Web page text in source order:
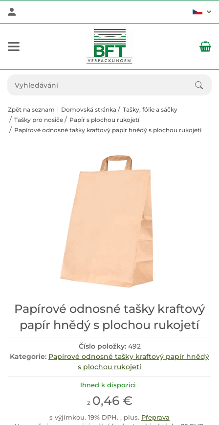
Zpět na seznam Domovská stránka
Tašky, fólie a sáčky
Tašky pro nosiče
Papír s plochou rukojetí
Papírové odnosné tašky kraftový papír hnědý s plochou rukojetí
Papírové odnosné tašky kraftový
papír hnědý s plochou rukojetí
Číslo položky: 492
Kategorie: Papírové odnosné tašky kraftový papír hnědý
s plochou rukojetí
Ihned k dispozici
z 0,46 €
s výjimkou. 19% DPH. , plus. Přeprava